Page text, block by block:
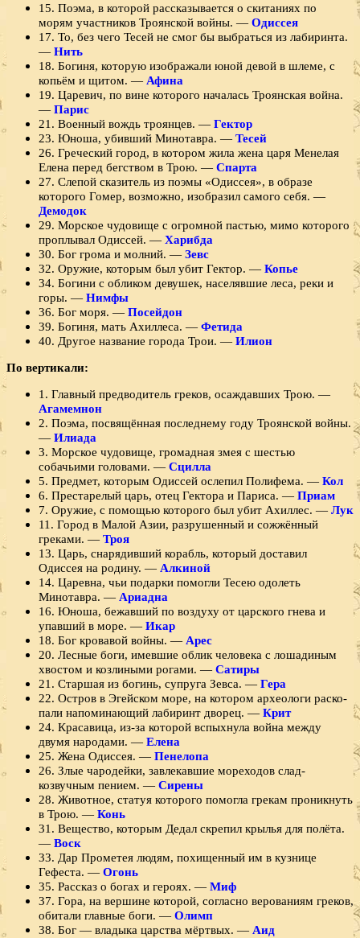
15. Поэма, в которой расска­зывается о скитаниях по
морям участников Троянской вой­ны. — Одиссея
17. То, без чего Тесей не смог бы выбраться из ла­биринта.
— Нить
18. Богиня, которую изображали юной девой в шлеме, с
копьём и щитом. — Афина
19. Царевич, по вине которого началась Троянская война.
— Парис
21. Военный вождь троянцев. — Гектор
23. Юноша, убивший Минотавра. — Тесей
26. Греческий город, в котором жила жена царя Менелая
Елена перед бегством в Трою. — Спарта
27. Слепой сказитель из поэмы «Одиссея», в об­разе
которого Гомер, возможно, изобразил самого себя. —
Демодок
29. Морское чудовище с огромной пастью, мимо которого
проплывал Одиссей. — Харибда
30. Бог грома и молний. — Зевс
32. Оружие, которым был убит Гектор. — Копье
34. Богини с обликом девушек, населявшие леса, реки и
горы. — Нимфы
36. Бог моря. — Посейдон
39. Богиня, мать Ахиллеса. — Фетида
40. Другое название города Трои. — Илион
По вертикали:
1. Главный предводитель греков, осаждав­ших Трою. —
Агамемнон
2. Поэма, посвящённая последнему году Троян­ской войны.
— Илиада
3. Морское чудовище, громадная змея с шестью
собачьими головами. — Сцилла
5. Предмет, которым Одиссей ослепил Полифема. — Кол
6. Престарелый царь, отец Гектора и Париса. — Приам
7. Оружие, с помощью которого был убит Ахиллес. — Лук
11. Го­род в Малой Азии, разрушенный и сожжённый
греками. — Троя
13. Царь, снарядивший корабль, который доставил
Одиссея на родину. — Алкиной
14. Царевна, чьи подарки помогли Тесею одолеть
Минотавра. — Ариадна
16. Юноша, бежавший по воздуху от царского гнева и
упавший в море. — Икар
18. Бог кровавой войны. — Арес
20. Лес­ные боги, имевшие облик человека с лошадиным
хвостом и козлиными рогами. — Сатиры
21. Старшая из богинь, супруга Зевса. — Гера
22. Остров в Эгейском море, на котором археологи раско­
пали напоминающий лабиринт дворец. — Крит
24. Красавица, из-за которой вспыхнула война между
двумя народами. — Елена
25. Жена Одиссея. — Пенелопа
26. Злые чародейки, завлекавшие мореходов слад­
козвучным пением. — Сирены
28. Животное, статуя которого помогла грекам проникнуть
в Трою. — Конь
31. Вещество, которым Дедал скрепил крылья для полёта.
— Воск
33. Дар Прометея людям, похи­щенный им в кузнице
Гефеста. — Огонь
35. Рассказ о богах и героях. — Миф
37. Гора, на вершине которой, согласно верованиям греков,
обитали главные боги. — Олимп
38. Бог — владыка царства мёртвых. — Аид